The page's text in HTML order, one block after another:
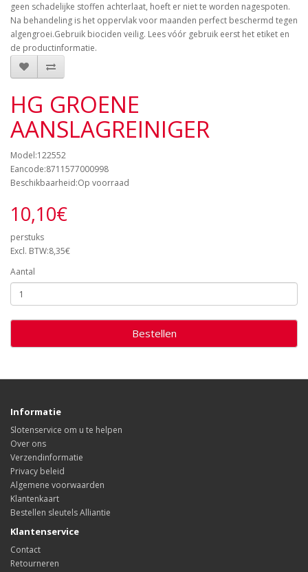
geen schadelijke stoffen achterlaat, hoeft er niet te worden nagespoten.
Na behandeling is het oppervlak voor maanden perfect beschermd tegen
algengroei.Gebruik biociden veilig. Lees vóór gebruik eerst het etiket en
de productinformatie.
HG GROENE
AANSLAGREINIGER
Model:122552
Eancode:8711577000998
Beschikbaarheid:Op voorraad
10,10€
perstuks
Excl. BTW:8,35€
Aantal
Bestellen
Informatie
Slotenservice om u te helpen
Over ons
Verzendinformatie
Privacy beleid
Algemene voorwaarden
Klantenkaart
Bestellen sleutels Alliantie
Klantenservice
Contact
Retourneren